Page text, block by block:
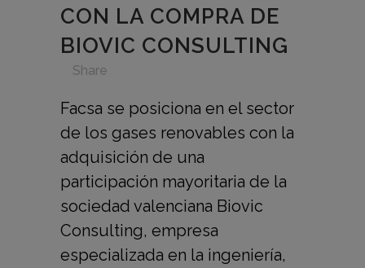
CON LA COMPRA DE
BIOVIC CONSULTING
Share
Facsa se posiciona en el sector
de los gases renovables con la
adquisición de una
participación mayoritaria de la
sociedad valenciana Biovic
Consulting, empresa
especializada en la ingeniería,